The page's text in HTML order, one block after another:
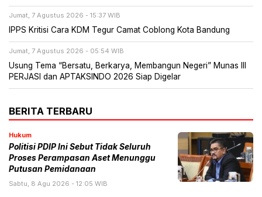
Jumat, 7 Agustus 2026 - 15:37 WIB
IPPS Kritisi Cara KDM Tegur Camat Coblong Kota Bandung
Jumat, 7 Agustus 2026 - 05:54 WIB
Usung Tema “Bersatu, Berkarya, Membangun Negeri” Munas III
PERJASI dan APTAKSINDO 2026 Siap Digelar
BERITA TERBARU
Hukum
Politisi PDIP Ini Sebut Tidak Seluruh
Proses Perampasan Aset Menunggu
Putusan Pemidanaan
Sabtu, 8 Agu 2026 - 12:05 WIB